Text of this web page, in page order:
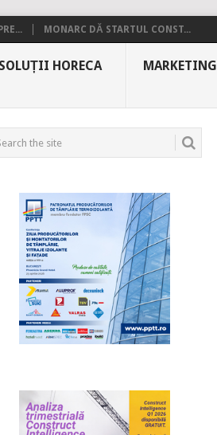
MONARC DĂ STARTUL CONST...
SOLUȚII HORECA MARKETING